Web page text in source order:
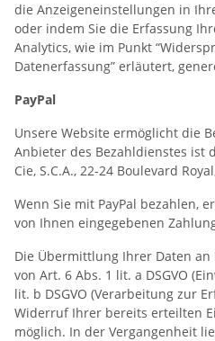
die Anzeigeneinstellungen in
oder indem Sie die Erfassung
Analytics, wie im Punkt
Datenerfassung” erläutert,
PayPal
Unsere Website ermöglicht die
Anbieter des Bezahldienstes ist
Cie, S.C.A., 22-24 Boulevard
Wenn Sie mit PayPal bezahlen,
von Ihnen eingegebenen
Die Übermittlung Ihrer Daten an
von Art. 6 Abs. 1 lit. a DSGVO
lit. b DSGVO (Verarbeitung zur
Widerruf Ihrer bereits erteilten
möglich. In der Vergangenheit